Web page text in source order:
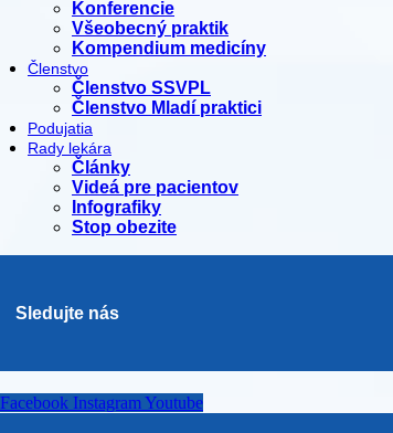
Konferencie
Všeobecný praktik
Kompendium medicíny
Členstvo
Členstvo SSVPL
Členstvo Mladí praktici
Podujatia
Rady lekára
Články
Videá pre pacientov
Infografiky
Stop obezite
Sledujte nás
Facebook Instagram Youtube